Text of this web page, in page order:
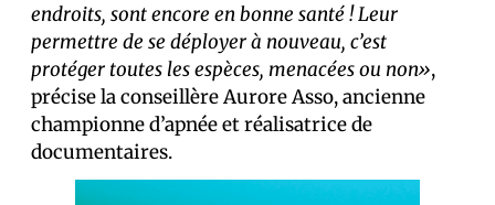
endroits, sont encore en bonne santé ! Leur
permettre de se déployer à nouveau, c’est
protéger toutes les espèces, menacées ou non»,
précise la conseillère Aurore Asso, ancienne
championne d’apnée et réalisatrice de
documentaires.